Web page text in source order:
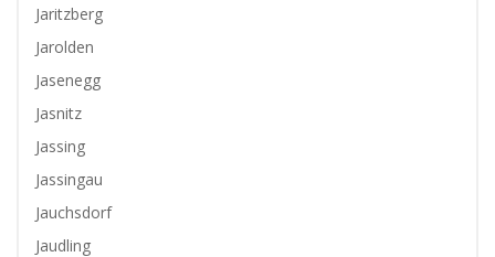
Jaritzberg
Jarolden
Jasenegg
Jasnitz
Jassing
Jassingau
Jauchsdorf
Jaudling